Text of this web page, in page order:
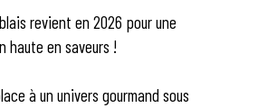
revient en 2026 pour une
haute en saveurs !
à un univers gourmand sous